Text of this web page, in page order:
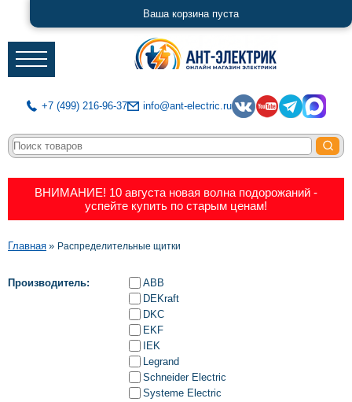
Ваша корзина пуста
+7 (499) 216-96-37 info@ant-electric.ru
Каталог
Чем гордимся
Контакты
ВНИМАНИЕ! 10 августа новая волна подорожаний -
успейте купить по старым ценам!
Строка
Главная Распределительные щитки
Производитель
ABB
DEKraft
DKC
EKF
IEK
Legrand
Schneider Electric
Systeme Electric